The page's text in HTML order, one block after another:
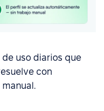
uso diarios que
con